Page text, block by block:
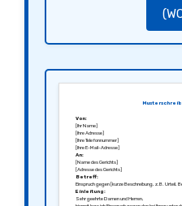
Von:
[Ihr Name]
[Ihre Adresse]
[Ihre Telefonnummer]
[Ihre E-Mail-Adresse]
An:
[Name des Gerichts]
[Adresse des Gerichts]
Betreff:
Einspruch gegen [kurze Beschreibung, z.B. Urteil,
Einleitung:
Sehr geehrte Damen und Herren,